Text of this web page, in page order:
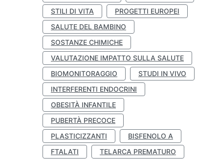
STILI DI VITA
PROGETTI EUROPEI
SALUTE DEL BAMBINO
SOSTANZE CHIMICHE
VALUTAZIONE IMPATTO SULLA SALUTE
BIOMONITORAGGIO
STUDI IN VIVO
INTERFERENTI ENDOCRINI
OBESITÀ INFANTILE
PUBERTÀ PRECOCE
PLASTICIZZANTI
BISFENOLO A
FTALATI
TELARCA PREMATURO